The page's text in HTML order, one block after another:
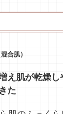
合肌）
え肌が乾燥し
た